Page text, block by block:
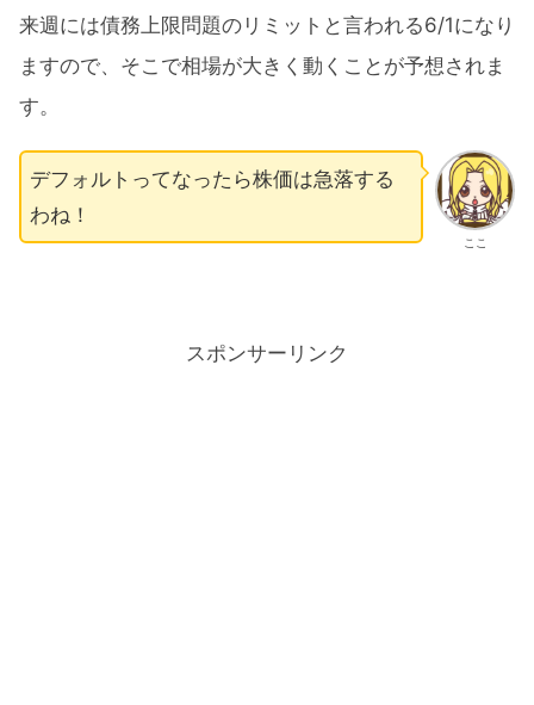
来週には債務上限問題のリミットと言われる6/1になり
ますので、そこで相場が大きく動くことが予想されま
す。
ここ
デフォルトってなったら株価は急落する
わね！
スポンサーリンク